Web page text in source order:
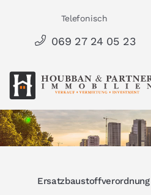
springen
Telefonisch
069 27 24 05 23